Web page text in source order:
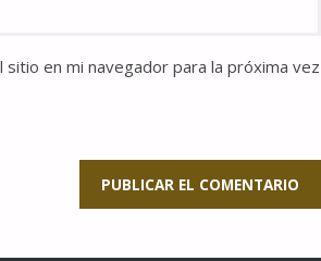
en mi navegador para la próxima vez